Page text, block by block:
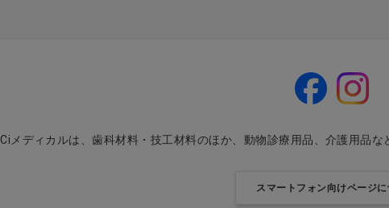
Ciメディカルは、歯科材料・技工材料のほか、動物診療用品、介護用品
スマートフォン向けページに